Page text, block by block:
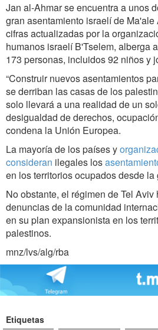
Jan al-Ahmar se encuentra a unos
gran asentamiento israelí de
cifras actualizadas por la
humanos israelí B'Tselem, alberga
173 personas, incluidos 92 niños y
“Construir nuevos asentamientos
se derriban las casas de los
solo llevará a una realidad de un
desigualdad de derechos,
condena la Unión Europea.
La mayoría de los países y
consideran ilegales los
en los territorios ocupados desde la
No obstante, el régimen de Tel
denuncias de la comunidad
en su plan expansionista en los
palestinos.
mnz/lvs/alg/rba
Etiquetas